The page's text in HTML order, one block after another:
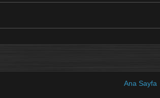
Ana Sayfa